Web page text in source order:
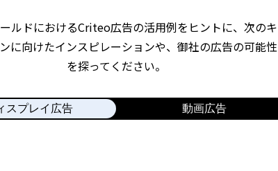
ルドにおけるCriteo広告の活用例をヒントに、次のキ
に向けたインスピレーションや、御社の広告の可能性
を探ってください。
スプレイ広告 動画広告